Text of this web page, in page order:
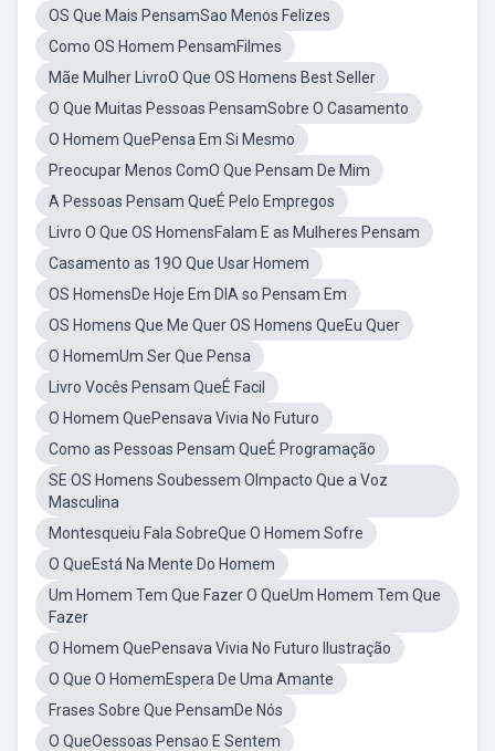
OS Que Mais PensamSao Menos Felizes
Como OS Homem PensamFilmes
Mãe Mulher LivroO Que OS Homens Best Seller
O Que Muitas Pessoas PensamSobre O Casamento
O Homem QuePensa Em Si Mesmo
Preocupar Menos ComO Que Pensam De Mim
A Pessoas Pensam QueÉ Pelo Empregos
Livro O Que OS HomensFalam E as Mulheres Pensam
Casamento as 19O Que Usar Homem
OS HomensDe Hoje Em DIA so Pensam Em
OS Homens Que Me Quer OS Homens QueEu Quer
O HomemUm Ser Que Pensa
Livro Vocês Pensam QueÉ Facil
O Homem QuePensava Vivia No Futuro
Como as Pessoas Pensam QueÉ Programação
SE OS Homens Soubessem OImpacto Que a Voz
Masculina
Montesqueiu Fala SobreQue O Homem Sofre
O QueEstá Na Mente Do Homem
Um Homem Tem Que Fazer O QueUm Homem Tem Que
Fazer
O Homem QuePensava Vivia No Futuro Ilustração
O Que O HomemEspera De Uma Amante
Frases Sobre Que PensamDe Nós
O QueOessoas Pensao E Sentem